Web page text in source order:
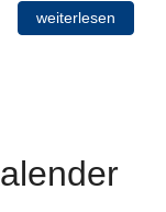
weiterlesen